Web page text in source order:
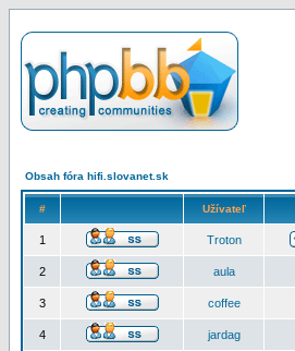
Obsah fóra hifi.slovanet.sk
# Užívateľ
1 Troton
2 aula
3 coffee
4 jardag